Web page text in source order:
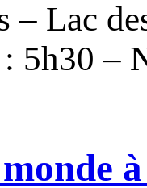
– Lac
5h30 –